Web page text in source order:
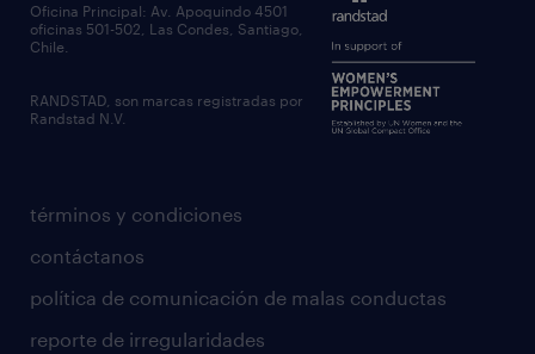
términos y condiciones
contáctanos
política de comunicación de malas conductas
reporte de irregularidades
Oficina Principal: Av. Apoquindo 4501
oficinas 501-502, Las Condes, Santiago,
Chile.
RANDSTAD, son marcas registradas por
Randstad N.V.